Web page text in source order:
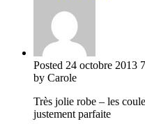
Posted 24 octobre 2013
by Carole
Très jolie robe – les
justement parfaite